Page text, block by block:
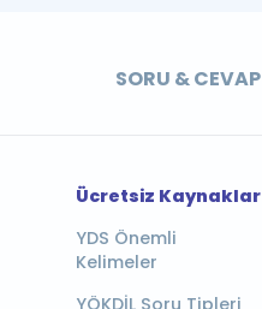
SORU & CEVAP
Ücretsiz Kaynaklar
YDS Önemli
Kelimeler
YÖKDİL Soru Tipleri